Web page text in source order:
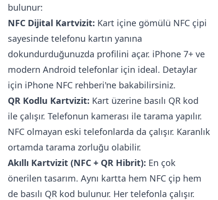
bulunur:
NFC Dijital Kartvizit: Kart içine gömülü NFC çipi
sayesinde telefonu kartın yanına
dokundurduğunuzda profilini açar. iPhone 7+ ve
modern Android telefonlar için ideal. Detaylar
için iPhone NFC rehberi'ne bakabilirsiniz.
QR Kodlu Kartvizit: Kart üzerine basılı QR kod
ile çalışır. Telefonun kamerası ile tarama yapılır.
NFC olmayan eski telefonlarda da çalışır. Karanlık
ortamda tarama zorluğu olabilir.
Akıllı Kartvizit (NFC + QR Hibrit): En çok
önerilen tasarım. Aynı kartta hem NFC çip hem
de basılı QR kod bulunur. Her telefonla çalışır.